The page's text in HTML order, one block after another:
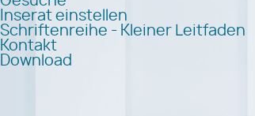
Inserat einstellen
Schriftenreihe - Kleiner Leitfaden
Kontakt
Download